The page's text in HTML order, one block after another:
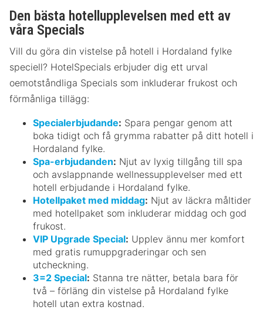
Den bästa hotellupplevelsen med ett av
våra Specials
Vill du göra din vistelse på hotell i Hordaland fylke
speciell? HotelSpecials erbjuder dig ett urval
oemotståndliga Specials som inkluderar frukost och
förmånliga tillägg:
Specialerbjudande: Spara pengar genom att
boka tidigt och få grymma rabatter på ditt hotell i
Hordaland fylke.
Spa-erbjudanden: Njut av lyxig tillgång till spa
och avslappnande wellnessupplevelser med ett
hotell erbjudande i Hordaland fylke.
Hotellpaket med middag: Njut av läckra måltider
med hotellpaket som inkluderar middag och god
frukost.
VIP Upgrade Special: Upplev ännu mer komfort
med gratis rumuppgraderingar och sen
utcheckning.
3=2 Special: Stanna tre nätter, betala bara för
två – förläng din vistelse på Hordaland fylke
hotell utan extra kostnad.